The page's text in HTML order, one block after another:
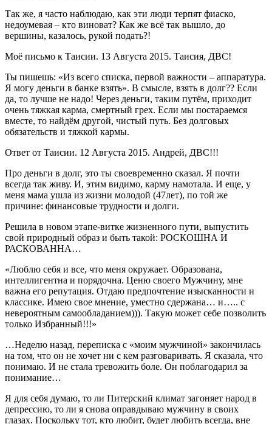
Так же, я часто наблюдаю, как эти люди терпят фиаско,
недоумевая – кто виноват? Как же всё так вышло, до
вершины, казалось, рукой подать?!
Моё письмо к Таисии. 13 Августа 2015. Таисия, ДВС!
Ты пишешь: «Из всего списка, первой важности – аппаратура.
Я могу деньги в банке взять». В смысле, взять в долг?? Если
да, то лучше не надо! Через деньги, таким путём, приходит
очень тяжкая карма, смертный грех. Если мы постараемся
вместе, то найдём другой, чистый путь. Без долговых
обязательств и тяжкой кармы.
Ответ от Таисии. 12 Августа 2015. Андрей, ДВС!!!
Про деньги в долг, это ты своевременно сказал. Я почти
всегда так живу. И, этим видимо, карму намотала. И еще, у
меня мама ушла из жизни молодой (47лет), по той же
причине: финансовые трудности и долги.
Решила в новом этапе-витке жизненного пути, выпустить
свой природный образ и быть такой: РОСКОШНА И
РАСКОВАННА…
«Люблю себя и все, что меня окружает. Образована,
интеллигентна и порядочна. Ценю своего Мужчину, мне
важна его репутация. Отдаю предпочтение изысканности и
классике. Имею свое мнение, уместно сдержана… и….. с
невероятным самообладанием))). Такую может себе позволить
только Избранный!!!»
…Неделю назад, переписка с «моим мужчиной» закончилась
на том, что он не хочет ни с кем разговаривать. Я сказала, что
понимаю. И не стала тревожить боле. Он поблагодарил за
понимание…
Я для себя думаю, то ли Питерский климат загоняет народ в
депрессию, то ли я снова оправдываю мужчину в своих
глазах. Поскольку тот, кто любит, будет любить всегда, вне